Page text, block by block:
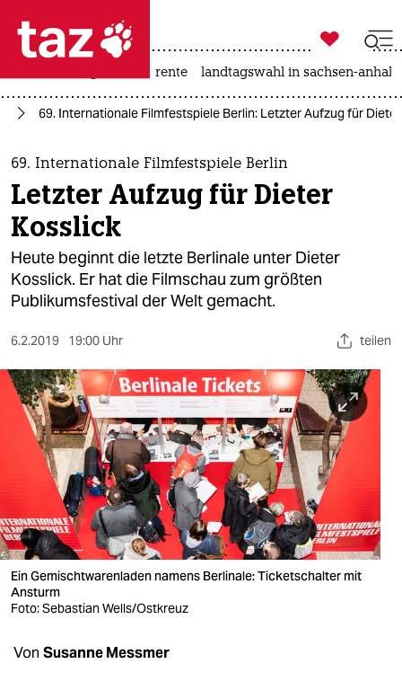
 taz zahl ich
taz zahl ich
themen
politik
öko
gesellschaft
sport
berlin
nord
wahrheit
verlag
verlag
veranstaltungen

taz zahl ich
rente landtagswahl in sachsen-anhalt
69. Internationale Filmfestspiele Berlin: Letzter Aufzug für
69. Internationale Filmfestspiele Berlin
Letzter Aufzug für Dieter
Kosslick
Heute beginnt die letzte Berlinale unter Dieter
Kosslick. Er hat die Filmschau zum größten
Publikumsfestival der Welt gemacht.
6.2.2019 19:00 Uhr teilen
Ein Gemischtwarenladen namens Berlinale: Ticketschalter mit
Ansturm
Foto: Sebastian Wells/Ostkreuz
Von Susanne Messmer